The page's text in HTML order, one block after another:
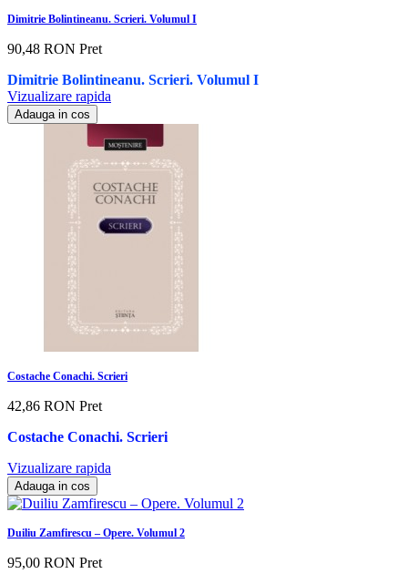
Dimitrie Bolintineanu. Scrieri. Volumul I
90,48 RON Pret
Dimitrie Bolintineanu. Scrieri. Volumul I
Vizualizare rapida
Adauga in cos
Costache Conachi. Scrieri
42,86 RON Pret
Costache Conachi. Scrieri
Vizualizare rapida
Adauga in cos
Duiliu Zamfirescu – Opere. Volumul 2
95,00 RON Pret